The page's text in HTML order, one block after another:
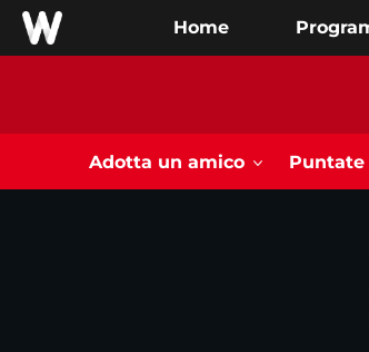
Home
Adotta un amico Puntate